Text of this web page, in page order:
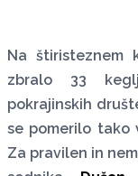
Na štiristeznem
zbralo 33
pokrajinskih
se pomerilo tako
Za pravilen in